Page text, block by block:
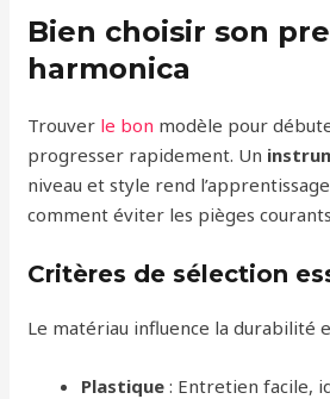
Bien choisir son
harmonica
Trouver le bon modèle pour
progresser rapidement. Un
niveau et style rend
comment éviter les pièges
Critères de sélection
Le matériau influence la durabilité
Plastique : Entretien facile,